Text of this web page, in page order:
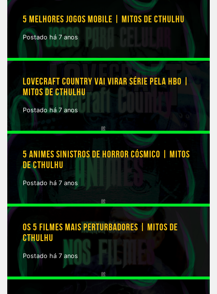
5 MELHORES JOGOS MOBILE | MITOS DE CTHULHU
Postado há 7 anos
LOVECRAFT COUNTRY VAI VIRAR SÉRIE PELA HBO |
MITOS DE CTHULHU
Postado há 7 anos
5 ANIMES SINISTROS DE HORROR CÓSMICO | MITOS
DE CTHULHU
Postado há 7 anos
OS 5 FILMES MAIS PERTURBADORES | MITOS DE
CTHULHU
Postado há 7 anos